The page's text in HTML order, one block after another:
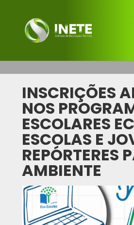
INSCRIÇÕES
NOS
ESCOLARES
ESCOLAS E
REPÓRTERES
AMBIENTE